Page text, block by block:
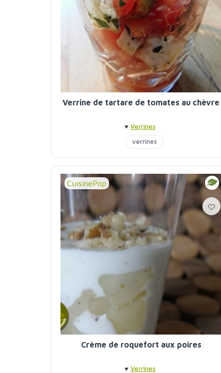
Verrine de tartare de tomates au chèvre
♥ Verrines
verrines
CuisinePop
Crème de roquefort aux poires
♥ Verrines